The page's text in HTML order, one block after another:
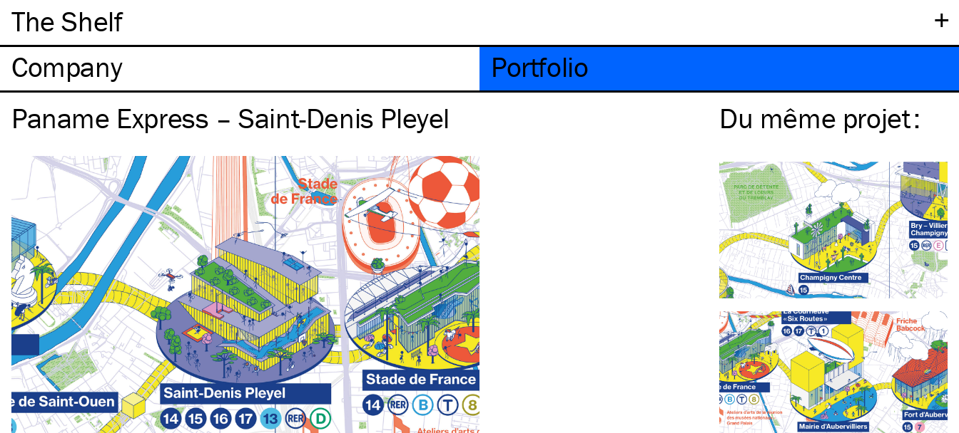
+
The Shelf
Company
Portfolio
Paname Express – Saint-Denis Pleyel
Du même projet: